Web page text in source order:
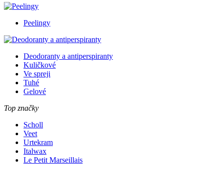
Peelingy
Deodoranty a antiperspiranty
Kuličkové
Ve spreji
Tuhé
Gelové
Top značky
Scholl
Veet
Urtekram
Italwax
Le Petit Marseillais